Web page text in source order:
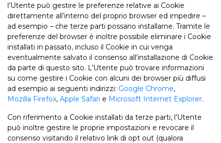
l’Utente può gestire le preferenze relative ai Cookie
direttamente all’interno del proprio browser ed impedire –
ad esempio – che terze parti possano installarne. Tramite le
preferenze del browser è inoltre possibile eliminare i Cookie
installati in passato, incluso il Cookie in cui venga
eventualmente salvato il consenso all’installazione di Cookie
da parte di questo sito. L’Utente può trovare informazioni
su come gestire i Cookie con alcuni dei browser più diffusi
ad esempio ai seguenti indirizzi: Google Chrome,
Mozilla Firefox, Apple Safari e Microsoft Internet Explorer.
Con riferimento a Cookie installati da terze parti, l’Utente
può inoltre gestire le proprie impostazioni e revocare il
consenso visitando il relativo link di opt out (qualora